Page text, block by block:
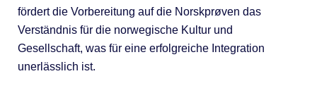
fördert die Vorbereitung auf die Norskprøven das
Verständnis für die norwegische Kultur und
Gesellschaft, was für eine erfolgreiche Integration
unerlässlich ist.